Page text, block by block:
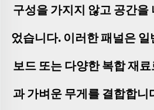
구성을 가지지 않고 공간을
었습니다. 이러한 패널은
보드 또는 다양한 복합 재
과 가벼운 무게를 결합합니